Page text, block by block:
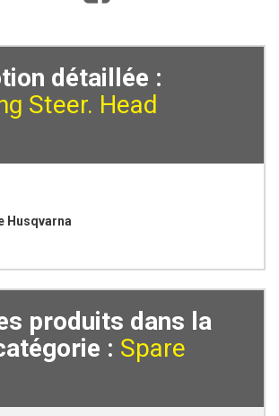
détaillée :
Steer. Head
Husqvarna
produits dans la
: Spare